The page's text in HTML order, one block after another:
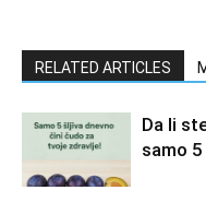
RELATED ARTICLES
Da li
samo